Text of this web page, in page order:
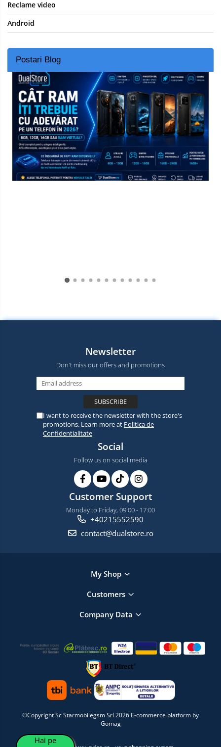
Reclame video
Android
Postari Blog
Newsletter
Don't miss our offers and promotions
I want to receive the newsletter with the store's
promotions. Learn more at Politica de
Confidentialitate
Social
Follow us on social media
Customer Support
Monday to Friday, 09:00 - 17:00
+40215552590
contact@dualstore.ro
My Shop
Customers
Company Data
©Copyright Sc Starmobilegsm Srl 2026 E-commerce platform by
Gomag
Hai pe